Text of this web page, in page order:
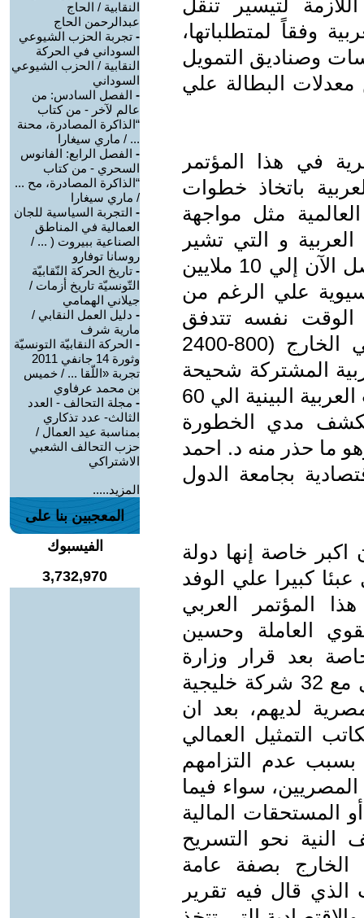
لتيسير تنقل
وفقاً لمتطلباتها،
وصناديق التمويل
معدلات البطالة علي
في هذا المؤتمر
باتخاذ خطوات
مثل مواجهة
و التي تشير
تقارير منظمات العمل العربية أنها تصل الآن إلي 10 ملايين
علي الرغم من
الوقت نفسه تتدفق
رؤوس الاموال العربية للاستثمار في الخارج (800-2400
المشتركة شحيحة
للغاية حيث تصل معدلات الاستثمارات العربية البينية الي 60
يكشف مدي الخطورة
ما حذر منه د. احمد
بجامعة الدول
خاصة إنها دولة
كبيرا علي الوفد
المؤتمر العربي
العاملة وحسين
بعد قرار وزارة
القوي العاملة المصرية بحظر التعامل مع 32 شركة خليجية
لديهم، بعد ان
التمثيل العمالي
بسبب عدم التزامهم
سواء فيما
المستحقات المالية
نحو التسريح
الخارج بصفة عامة
الذي قال فيه تقرير
النقابية / الحاج
عبدالرحمن الحاج
- تجربة الحزب الشيوعي
السوداني في الحركة
النقابية / الحزب الشيوعي
السوداني
- الفصل السادس: من
عالم لآخر - من كتاب
“الذاكرة المصادرة، محنة
... / ماري سيغارا
- الفصل الرابع: الفانوس
السحري - من كتاب
“الذاكرة المصادرة، مح ...
/ ماري سيغارا
- التجربة السياسية للجان
العمالية في المناطق
الصناعية ببيروت ( ... /
روسانا توفارو
- تاريخ الحركة النّقابيّة
التّونسيّة تاريخ أزمات /
جيلاني الهمامي
- دليل العمل النقابي /
مارية شرف
- الحركة النقابيّة التونسيّة
وثورة 14 جانفي 2011
تجربة «اللّقا ... / خميس
بن محمد عرفاوي
- مجلة التحالف - العدد
الثالث- عدد تذكاري
بمناسبة عيد العمال /
حزب التحالف الشعبي
الاشتراكي
المزيد.....
المعجبين بنا على
الفيسبوك
3,732,970